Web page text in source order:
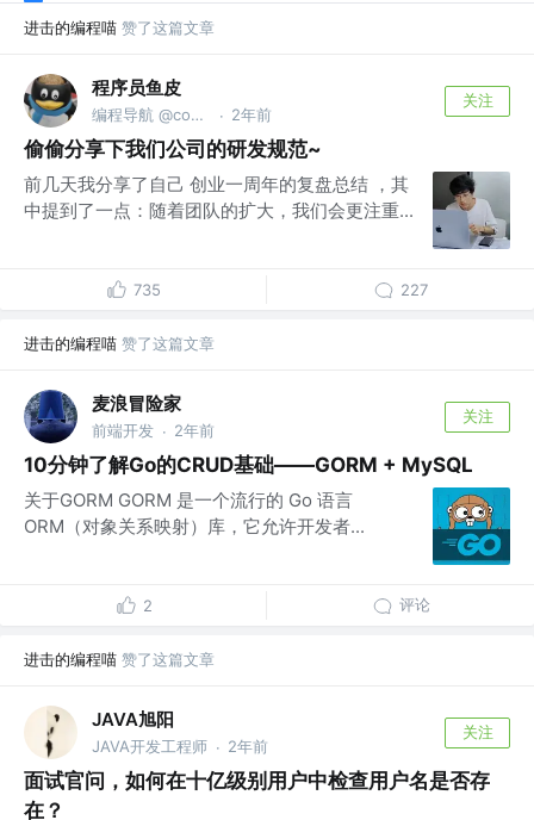
进击的编程喵 赞了这篇文章
程序员鱼皮
编程导航 @codefather.cn · 2年前
关注
偷偷分享下我们公司的研发规范~
前几天我分享了自己 创业一周年的复盘总结 ，其
中提到了一点：随着团队的扩大，我们会更注重...
735 227
进击的编程喵 赞了这篇文章
麦浪冒险家
前端开发 · 2年前
关注
10分钟了解Go的CRUD基础——GORM + MySQL
关于GORM GORM 是一个流行的 Go 语言
ORM（对象关系映射）库，它允许开发者...
2 评论
进击的编程喵 赞了这篇文章
JAVA旭阳
JAVA开发工程师 · 2年前
关注
面试官问，如何在十亿级别用户中检查用户名是否存
在？